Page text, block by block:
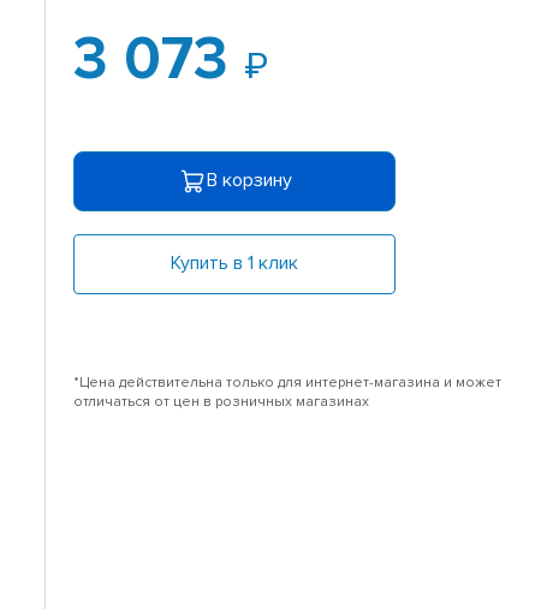
3 073
В корзину
Купить в 1 клик
*Цена действительна только для интернет-магазина и может
отличаться от цен в розничных магазинах